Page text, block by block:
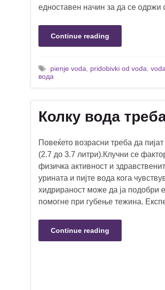
едноставен начин за да се одржи
Continue reading
pienje voda pridobivki od voda voda
вода
Колку вода
Повеќето возрасни треба да
(2.7 до 3.7 литри).Клучни се
физичка активност и
урината и пијте вода кога
хидрираност може да ја подобри
помогне при губење тежина.
Continue reading